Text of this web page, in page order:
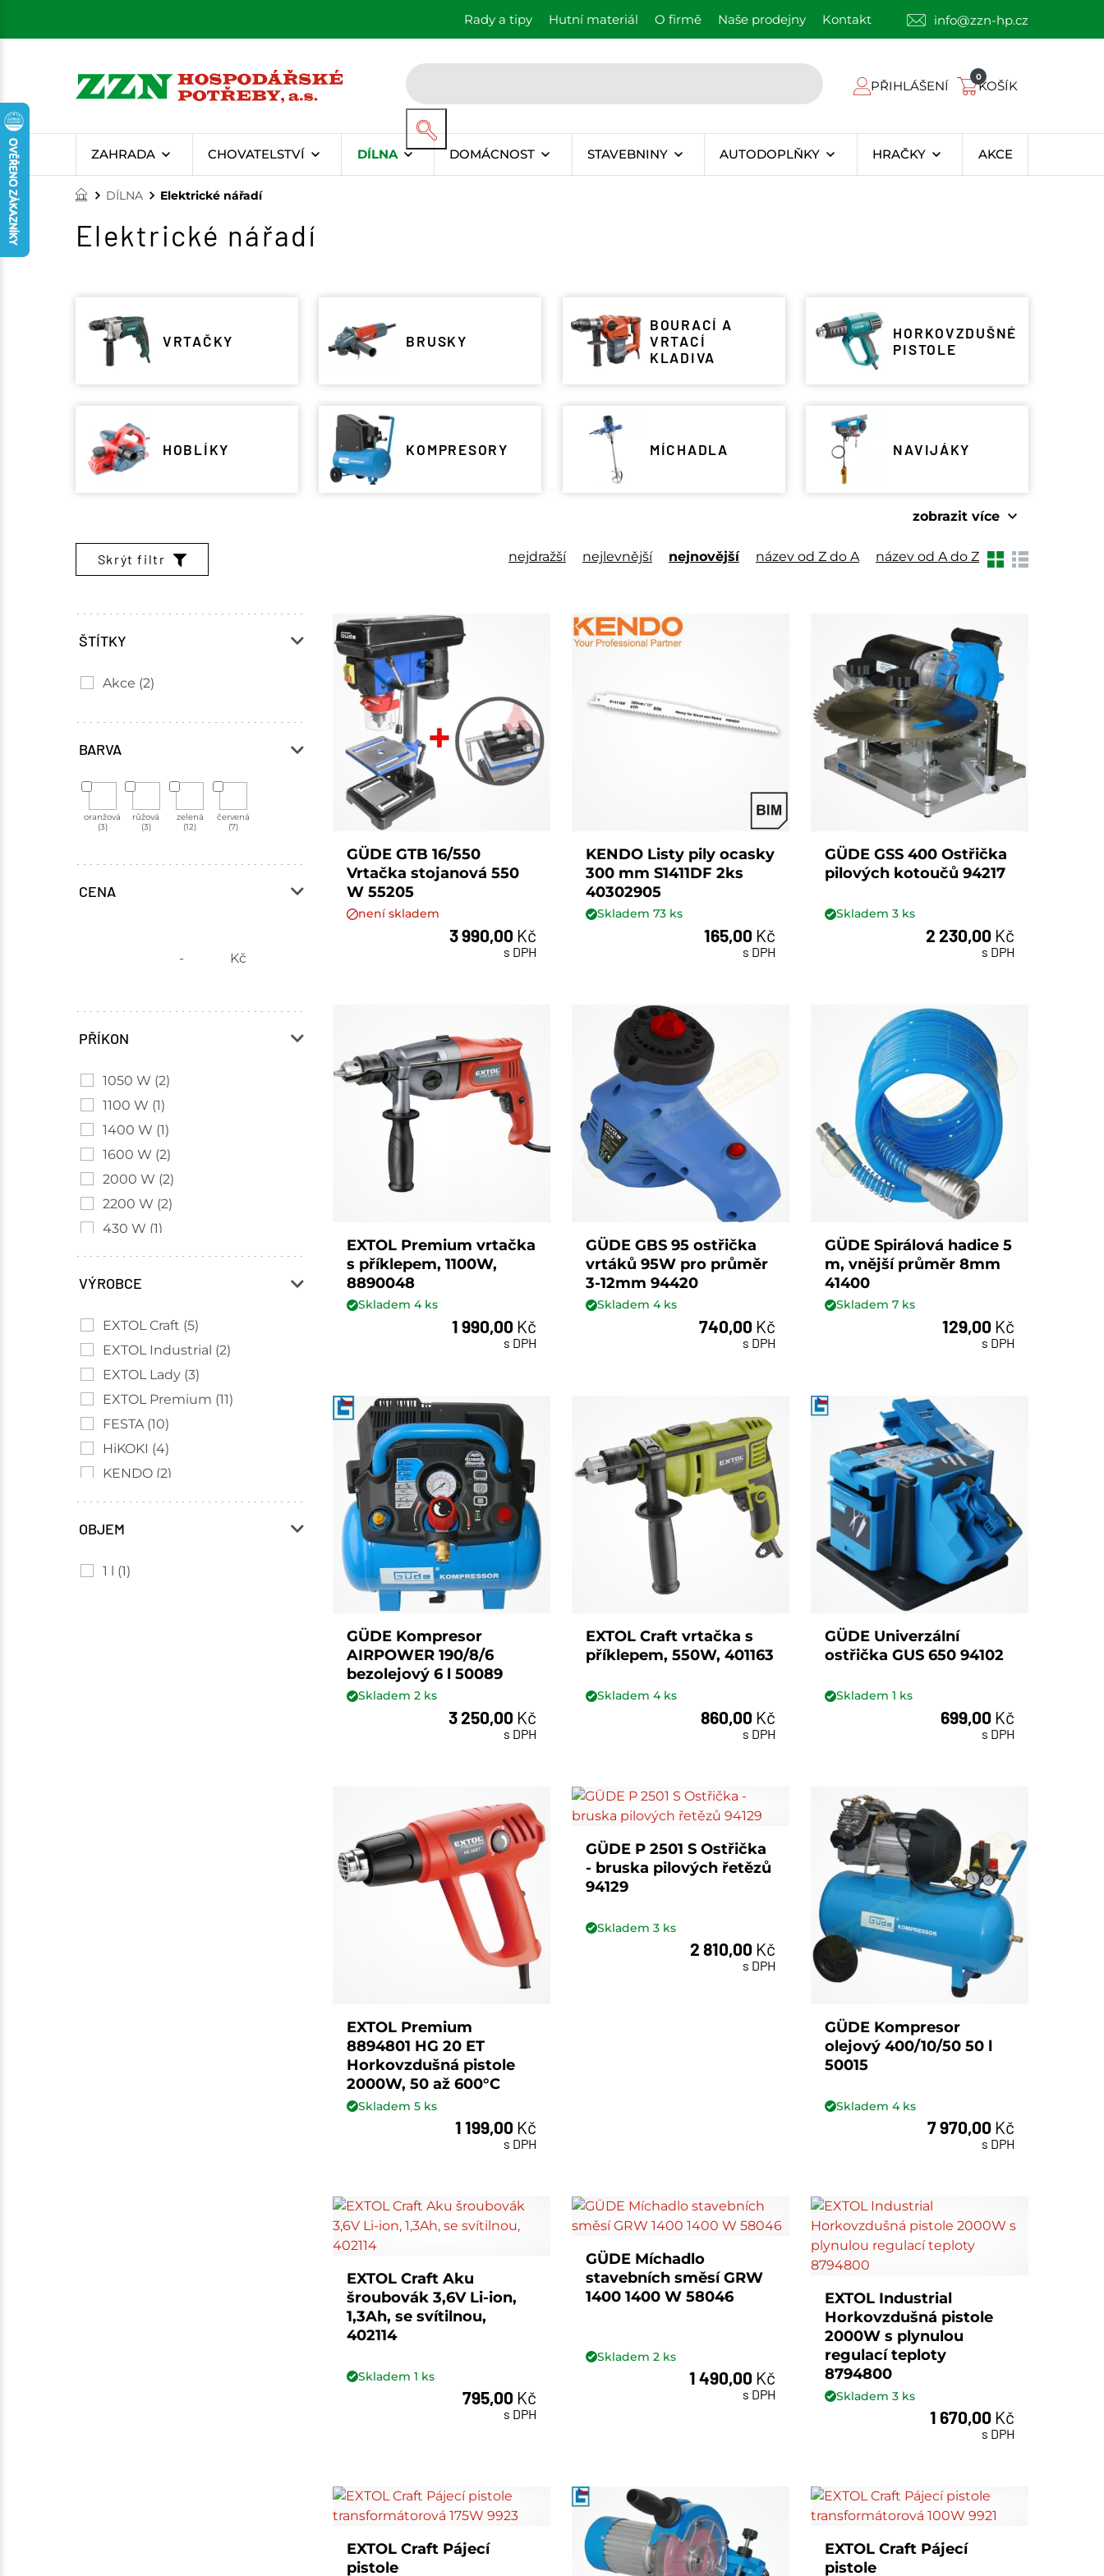
Rady a tipy Hutní materiál O firmě Naše prodejny Kontakt info@zzn-hp.cz
PŘIHLÁŠENÍ
0
KOŠÍK
ZAHRADA CHOVATELSTVÍ DÍLNA DOMÁCNOST STAVEBNINY AUTODOPLŇKY HRAČKY AKCE
DÍLNA Elektrické nářadí
Elektrické nářadí
VRTAČKY BRUSKY
BOURACÍ A
VRTACÍ
KLADIVA
HORKOVZDUŠNÉ
PISTOLE
HOBLÍKY KOMPRESORY MÍCHADLA NAVIJÁKY
zobrazit více
Skrýt filtr
nejdražší nejlevnější nejnovější název od Z do A název od A do Z
ŠTÍTKY
Akce (2)
BARVA
oranžová
(3)
růžová
(3)
zelená
(12)
červená
(7)
CENA
- Kč
PŘÍKON
1050 W (2)
1100 W (1)
1400 W (1)
1600 W (2)
2000 W (2)
2200 W (2)
430 W (1)
450 W (1)
550 W
650 W (1)
750 W (4)
800 W (1)
850 W (5)
900 W (1)
VÝROBCE
EXTOL Craft (5)
EXTOL Industrial (2)
EXTOL Lady (3)
EXTOL Premium (11)
FESTA (10)
HiKOKI (4)
KENDO (2)
Metabo (8)
NAREX
OBJEM
1 l (1)
GÜDE GTB 16/550
Vrtačka stojanová 550
W 55205
není skladem
3 990,00 Kč
s DPH
KENDO Listy pily ocasky
300 mm S1411DF 2ks
40302905
Skladem73 ks
165,00 Kč
s DPH
GÜDE GSS 400 Ostřička
pilových kotoučů 94217
Skladem3 ks
2 230,00 Kč
s DPH
EXTOL Premium vrtačka
s příklepem, 1100W,
8890048
Skladem4ks
1 990,00 Kč
s DPH
GÜDE GBS 95 ostřička
vrtáků 95W pro průměr
3-12mm 94420
Skladem4ks
740,00 Kč
s DPH
GÜDE Spirálová hadice 5
m, vnější průměr 8mm
41400
Skladem7 ks
129,00 Kč
s DPH
GÜDE Kompresor
AIRPOWER 190/8/6
bezolejový 6 l 50089
Skladem2 ks
3 250,00 Kč
s DPH
EXTOL Craft vrtačka s
příklepem, 550W, 401163
Skladem4ks
860,00 Kč
s DPH
GÜDE Univerzální
ostřička GUS 650 94102
Skladem1 ks
699,00 Kč
s DPH
EXTOL Premium
8894801 HG 20 ET
Horkovzdušná pistole
2000W, 50 až 600°C
Skladem5 ks
1 199,00 Kč
s DPH
GÜDE P 2501 S Ostřička
- bruska pilových řetězů
94129
Skladem3 ks
2 810,00 Kč
s DPH
GÜDE Kompresor
olejový 400/10/50 50 l
50015
Skladem4ks
7 970,00 Kč
s DPH
EXTOL Craft Aku
šroubovák 3,6V Li-ion,
1,3Ah, se svítilnou,
402114
Skladem1 ks
795,00 Kč
s DPH
GÜDE Míchadlo
stavebních směsí GRW
1400 1400 W 58046
Skladem2 ks
1 490,00 Kč
s DPH
EXTOL Industrial
Horkovzdušná pistole
2000W s plynulou
regulací teploty
8794800
Skladem3 ks
1 670,00 Kč
s DPH
EXTOL Craft Pájecí
pistole
EXTOL Craft Pájecí
pistole